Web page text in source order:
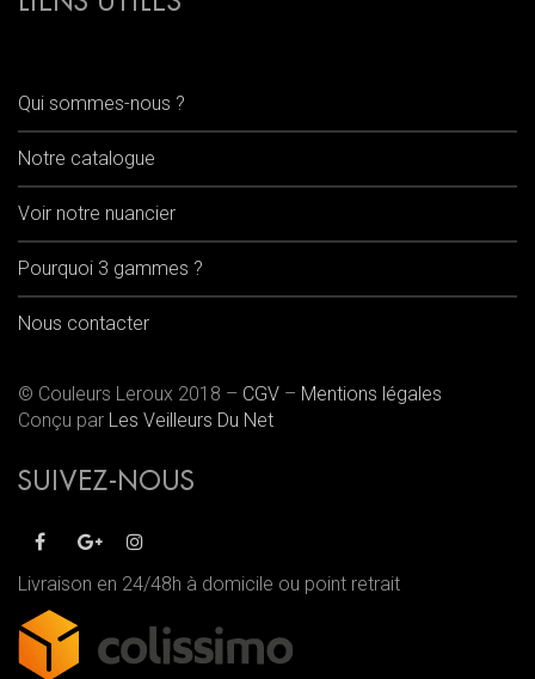
Qui sommes-nous ?
Notre catalogue
Voir notre nuancier
Pourquoi 3 gammes ?
Nous contacter
© Couleurs Leroux 2018 – CGV – Mentions légales
Conçu par Les Veilleurs Du Net
SUIVEZ-NOUS
Livraison en 24/48h à domicile ou point retrait